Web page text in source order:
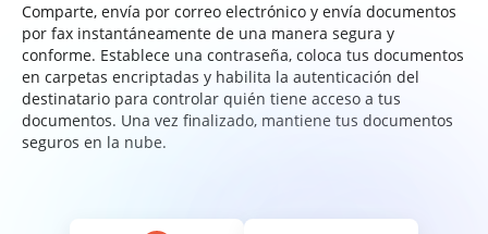
Comparte, envía por correo electrónico y envía documentos
por fax instantáneamente de una manera segura y
conforme. Establece una contraseña, coloca tus documentos
en carpetas encriptadas y habilita la autenticación del
destinatario para controlar quién tiene acceso a tus
documentos. Una vez finalizado, mantiene tus documentos
seguros en la nube.